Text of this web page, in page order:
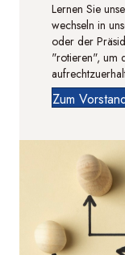
Lernen Sie
wechseln in
oder der
"rotieren", um
Zum